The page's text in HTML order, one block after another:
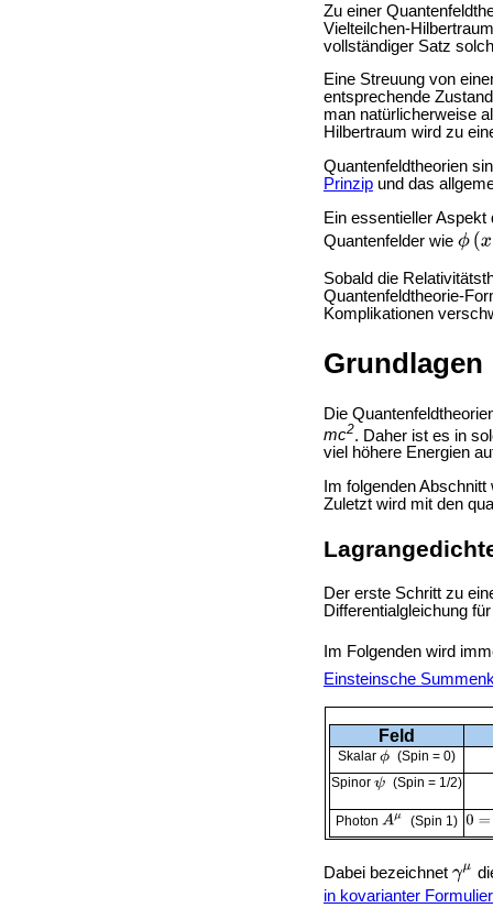
Zu einer
Vielteilchen-
vollständiger Satz
Eine Streuung von
entsprechende
man natürlicherweise
Hilbertraum wird zu
Quantenfeldtheorien
Prinzipund das
Ein essentieller Aspekt
Quantenfelder wie
Sobald die
Quantenfeldtheorie-
Komplikationen
Grundlagen
Die
mc2. Daher ist es in
viel höhere Energien
Im folgenden
Zuletzt wird mit den
Der erste Schritt zu
Differentialgleichung
Im Folgenden wird
Einsteinsche
Feld
Skalar
(Spin = 0)
Spinor
(Spin = 1/2)
Photon (Spin 1)
Dabei bezeichnet
in kovarianter